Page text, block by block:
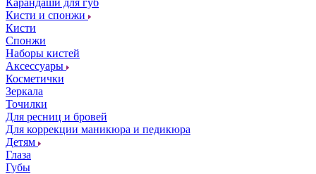
Карандаши для губ
Кисти и спонжи
Кисти
Спонжи
Наборы кистей
Аксессуары
Косметички
Зеркала
Точилки
Для ресниц и бровей
Для коррекции маникюра и педикюра
Детям
Глаза
Губы